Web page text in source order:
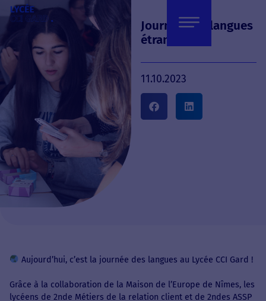
Journée des langues
étrangères !
11.10.2023
Aujourd’hui, c’est la journée des langues au Lycée CCI Gard !
Grâce à la collaboration de la Maison de l’Europe de Nîmes, les
lycéens de 2nde Métiers de la relation client et de 2ndes ASSP